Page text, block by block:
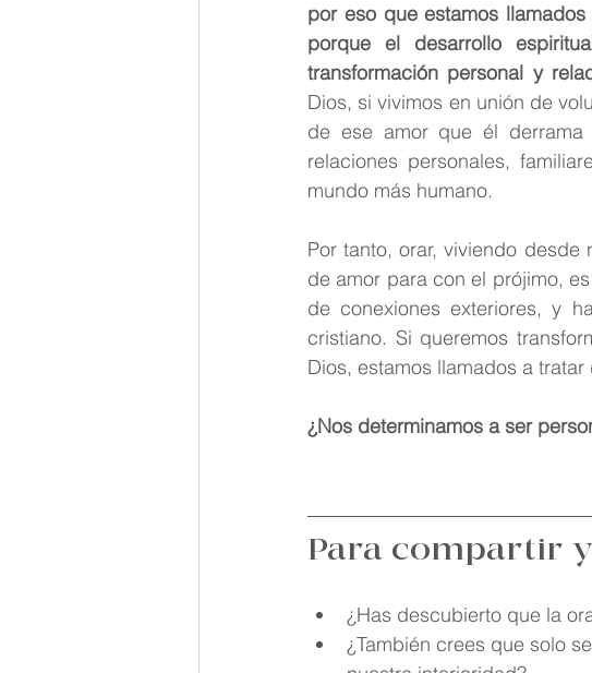
por eso que estamos
porque el desarrollo
transformación personal y
Dios, si vivimos en unión de
de ese amor que él
relaciones personales,
mundo más humano.
Por tanto, orar, viviendo
de amor para con el prójimo,
de conexiones exteriores, y
cristiano. Si queremos
Dios, estamos llamados a
¿Nos determinamos a ser
Para compartir
¿Has descubierto que la
¿También crees que solo